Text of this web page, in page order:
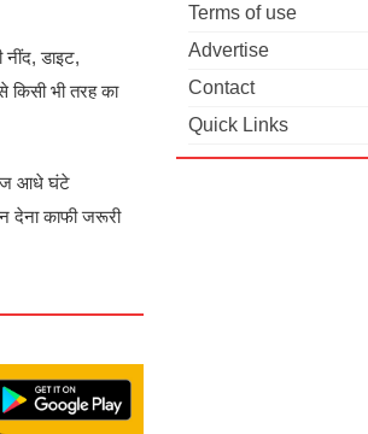
डाइट,
भी तरह का
आधे घंटे
देना काफी जरूरी
Terms of use
Advertise
Contact
Quick Links